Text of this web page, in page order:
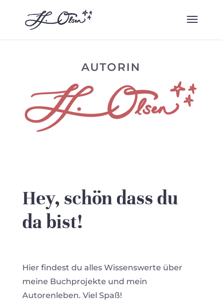
AUTORIN
Hey, schön dass du
da bist!
Hier findest du alles Wissenswerte über
meine Buchprojekte und mein
Autorenleben. Viel Spaß!